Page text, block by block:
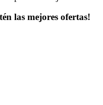
las mejores ofertas!